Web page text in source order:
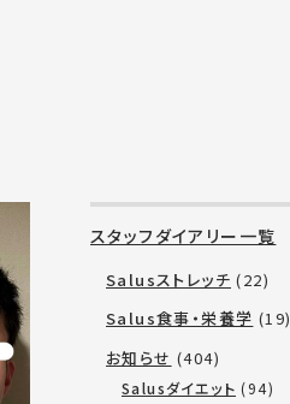
スタッフダイアリー一覧
Salusストレッチ (22)
Salus食事・栄養学 (19)
お知らせ (404)
Salusダイエット (94)